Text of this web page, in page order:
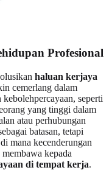
Profesional
haluan kerjaya
cemerlang dalam
seperti
yang tinggi dalam
atau perhubungan
batasan, tetapi
mana kecenderungan
kepada
di tempat kerja.